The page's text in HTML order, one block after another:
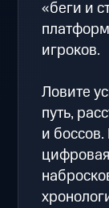
«беги и
игроков.
Ловите
путь,
и